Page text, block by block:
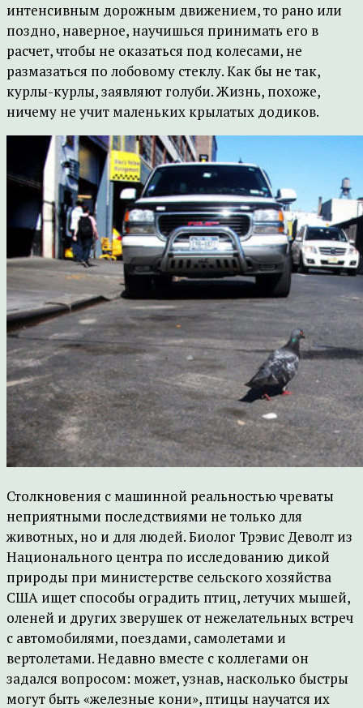
интенсивным дорожным движением, то рано или
поздно, наверное, научишься принимать его в
расчет, чтобы не оказаться под колесами, не
размазаться по лобовому стеклу. Как бы не так,
курлы-курлы, заявляют голуби. Жизнь, похоже,
ничему не учит маленьких крылатых додиков.
Столкновения с машинной реальностью чреваты
неприятными последствиями не только для
животных, но и для людей. Биолог Трэвис Деволт из
Национального центра по исследованию дикой
природы при министерстве сельского хозяйства
США ищет способы оградить птиц, летучих мышей,
оленей и других зверушек от нежелательных встреч
с автомобилями, поездами, самолетами и
вертолетами. Недавно вместе с коллегами он
задался вопросом: может, узнав, насколько быстры
могут быть «железные кони», птицы научатся их